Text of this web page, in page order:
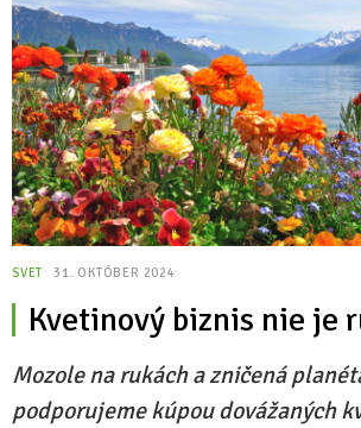
SVET 31. OKTÓBER 2024
Kvetinový biznis nie je
Mozole na rukách a zničená
podporujeme kúpou dovážaných